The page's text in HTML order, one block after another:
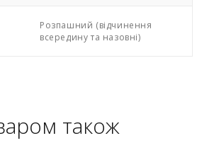
Розпашний (відчинення
всередину та назовні)
також